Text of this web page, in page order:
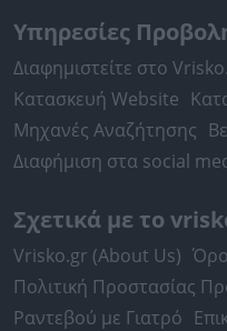
Υπηρεσίες
Διαφημιστείτε στο
Κατασκευή Website
Μηχανές Αναζήτησης
Διαφήμιση στα social
Σχετικά με το
Vrisko.gr (About Us)
Πολιτική Προστασίας
Ραντεβού με Γιατρό